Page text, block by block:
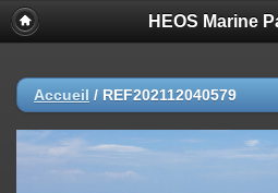
HEOS Marine
Accueil / REF202112040579